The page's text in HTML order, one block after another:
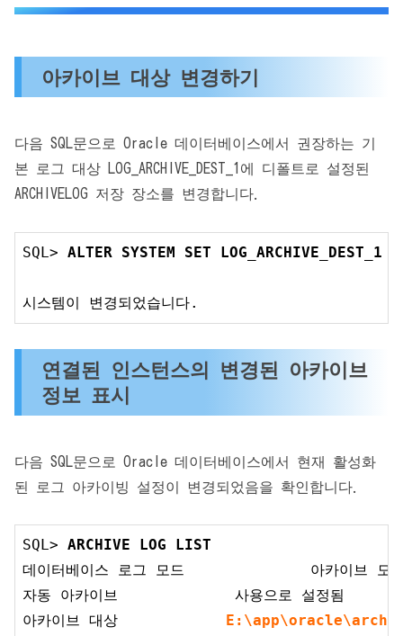
아카이브 대상 변경하기
다음 SQL문으로 Oracle 데이터베이스에서 권장하는 기
본 로그 대상 LOG_ARCHIVE_DEST_1에 디폴트로 설정된
ARCHIVELOG 저장 장소를 변경합니다.
SQL> ALTER SYSTEM SET LOG_ARCHIVE_DEST_1
시스템이 변경되었습니다.
연결된 인스턴스의 변경된 아카이브
정보 표시
다음 SQL문으로 Oracle 데이터베이스에서 현재 활성화
된 로그 아카이빙 설정이 변경되었음을 확인합니다.
SQL> ARCHIVE LOG
LIST
데이터베이스 로그 모드              아카이브 모
자동 아카이브             사용으로 설정됨
아카이브 대상
E :\app\oracle\arch